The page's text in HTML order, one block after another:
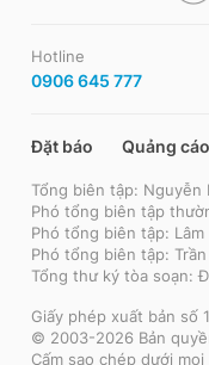
Hotline
0906 645 777
Đặt báo Quảng cáo
Tổng biên tập: Nguyễn
Phó tổng biên tập
Phó tổng biên tập: Lâm
Phó tổng biên tập:
Tổng thư ký tòa soạn:
Giấy phép xuất bản số
© 2003-2026 Bản
Cấm sao chép dưới